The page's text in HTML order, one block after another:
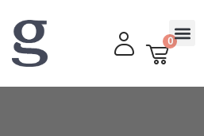
0